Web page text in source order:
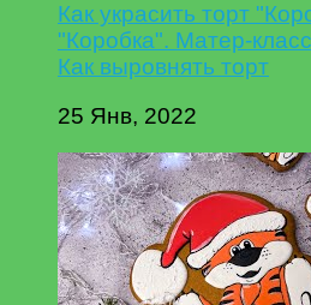
Как украсить торт
"Коробка". Матер-
Как выровнять торт
25 Янв, 2022